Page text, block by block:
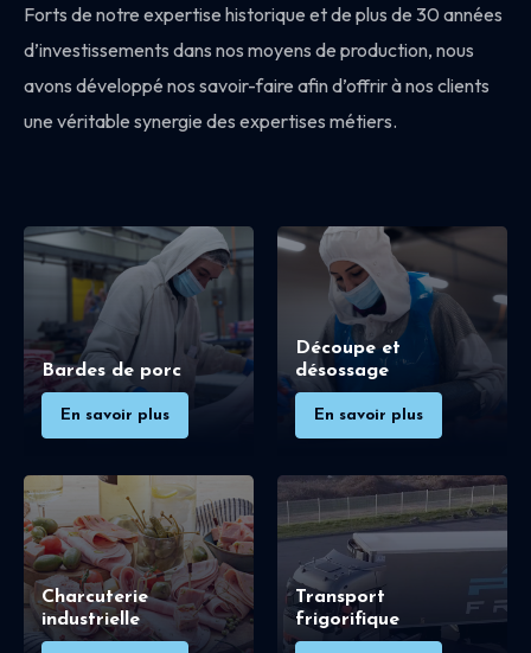
Forts de notre expertise historique et de plus de 30 années
d’investissements dans nos moyens de production, nous
avons développé nos savoir-faire afin d’offrir à nos clients
une véritable synergie des expertises métiers.
Bardes de porc
En savoir plus
Découpe et
désossage
En savoir plus
Charcuterie
industrielle
Transport
frigorifique